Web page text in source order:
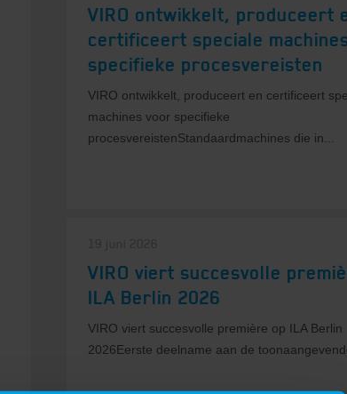
VIRO ontwikkelt, produceert
certificeert speciale
specifieke procesvereisten
VIRO ontwikkelt, produceert en certificeert
machines voor specifieke
procesvereistenStandaardmachines die in...
VIRO viert succesvolle
ILA Berlin 2026
VIRO viert succesvolle première op ILA Berlin
2026Eerste deelname aan de